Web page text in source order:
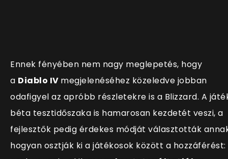
Ennek fényében nem nagy meglepetés, hogy
a Diablo IV megjelenéséhez közeledve jobban
odafigyel az apróbb részletekre is a Blizzard. A
béta tesztidőszaka is hamarosan kezdetét veszi, a
fejlesztők pedig érdekes módját választották
hogyan osztják ki a játékosok között a hozzáférést: